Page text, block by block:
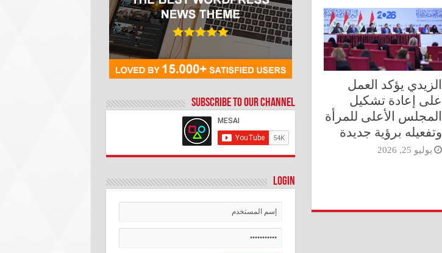
الزيدي يؤكد العمل
على إعادة تشكيل
المجلس الأعلى للمرأة
وتفعيله برؤية جديدة
يوليو 25, 2026
Subscribe to our Channel
Login